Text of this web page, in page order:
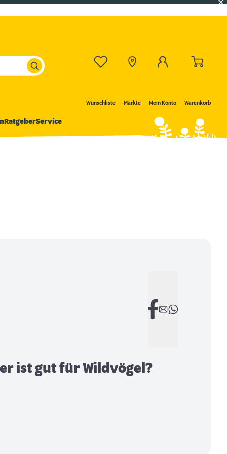
Wunschliste Märkte Mein Konto Warenkorb
RatgeberService
ist gut für Wildvögel?